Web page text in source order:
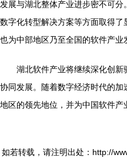
发展与湖北整体产业进步密不可分
数字化转型解决方案等方面取得了
也为中部地区乃至全国的软件产业
湖北软件产业将继续深化创
协同发展。随着数字经济时代的
地区的领先地位，并为中国软件产
如若转载，请注明出处：http://